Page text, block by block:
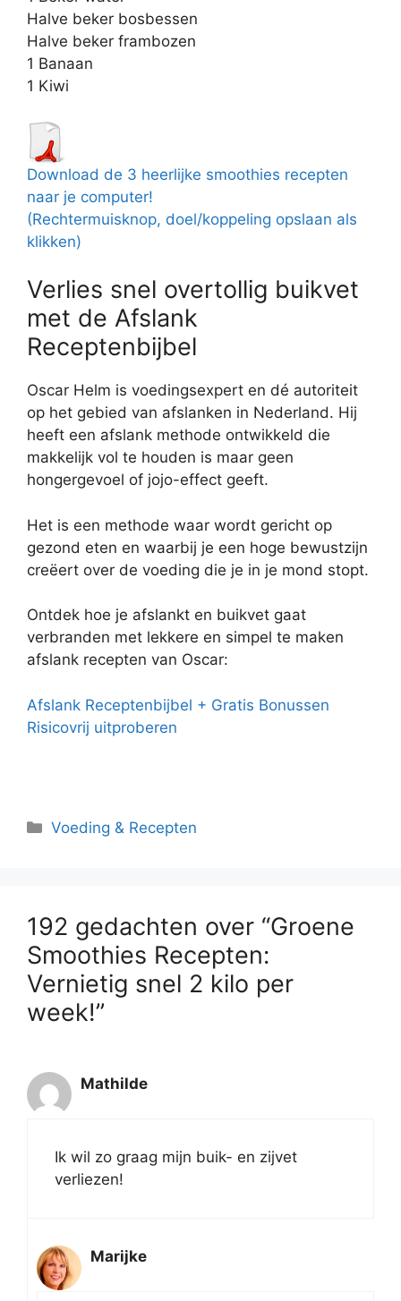
Halve beker bosbessen
Halve beker frambozen
1 Banaan
1 Kiwi
Download de 3 heerlijke smoothies recepten
naar je computer!
(Rechtermuisknop, doel/koppeling opslaan als
klikken)
Verlies snel overtollig buikvet
met de Afslank
Receptenbijbel
Oscar Helm is voedingsexpert en dé autoriteit
op het gebied van afslanken in Nederland. Hij
heeft een afslank methode ontwikkeld die
makkelijk vol te houden is maar geen
hongergevoel of jojo-effect geeft.
Het is een methode waar wordt gericht op
gezond eten en waarbij je een hoge bewustzijn
creëert over de voeding die je in je mond stopt.
Ontdek hoe je afslankt en buikvet gaat
verbranden met lekkere en simpel te maken
afslank recepten van Oscar:
Afslank Receptenbijbel + Gratis Bonussen
Risicovrij uitproberen
Categorieën
Voeding & Recepten
192 gedachten over “Groene
Smoothies Recepten:
Vernietig snel 2 kilo per
week!”
Mathilde
Ik wil zo graag mijn buik- en zijvet
verliezen!
Marijke